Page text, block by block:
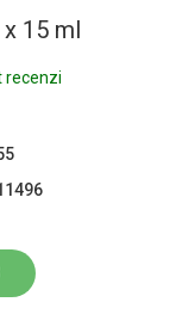
x 15 ml
recenzi